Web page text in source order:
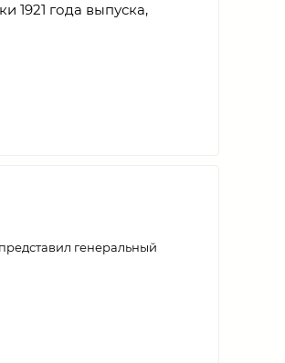
1921 года выпуска,
генеральный